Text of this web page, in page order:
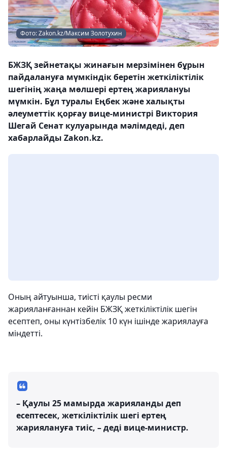
Фото: Zakon.kz/Максим Золотухин
БЖЗҚ зейнетақы жинағын мерзімінен бұрын
пайдалануға мүмкіндік беретін жеткіліктілік
шегінің жаңа мөлшері ертең жариялануы
мүмкін. Бұл туралы Еңбек және халықты
әлеуметтік қорғау вице-министрі Виктория
Шегай Сенат кулуарында мәлімдеді, деп
хабарлайды Zakon.kz.
Оның айтуынша, тиісті қаулы ресми
жарияланғаннан кейін БЖЗҚ жеткіліктілік шегін
есептеп, оны күнтізбелік 10 күн ішінде жариялауға
міндетті.
– Қаулы 25 мамырда жарияланды деп
есептесек, жеткіліктілік шегі ертең
жариялануға тиіс, – деді вице-министр.